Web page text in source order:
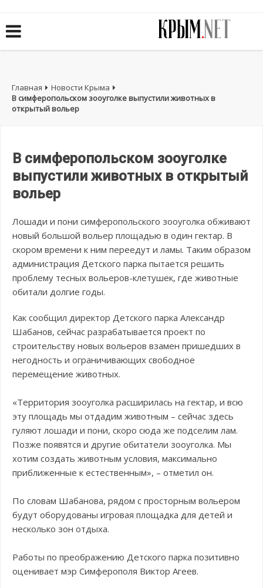
Главная
Новости Крыма
В симферопольском зооуголке выпустили животных в
открытый вольер
В симферопольском зооуголке
выпустили животных в открытый
вольер
Лошади и пони симферопольского зооуголка обживают
новый большой вольер площадью в один гектар. В
скором времени к ним переедут и ламы. Таким образом
администрация Детского парка пытается решить
проблему тесных вольеров-клетушек, где животные
обитали долгие годы.
Как сообщил директор Детского парка Александр
Шабанов, сейчас разрабатывается проект по
строительству новых вольеров взамен пришедших в
негодность и ограничивающих свободное
перемещение животных.
«Территория зооуголка расширилась на гектар, и всю
эту площадь мы отдадим животным – сейчас здесь
гуляют лошади и пони, скоро сюда же подселим лам.
Позже появятся и другие обитатели зооуголка. Мы
хотим создать животным условия, максимально
приближенные к естественным», – отметил он.
По словам Шабанова, рядом с просторным вольером
будут оборудованы игровая площадка для детей и
несколько зон отдыха.
Работы по преображению Детского парка позитивно
оценивает мэр Симферополя Виктор Агеев.